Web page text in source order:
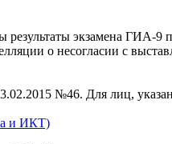
экзамена ГИА-9
о несогласии с
№46. Для лиц,
и ИКТ)